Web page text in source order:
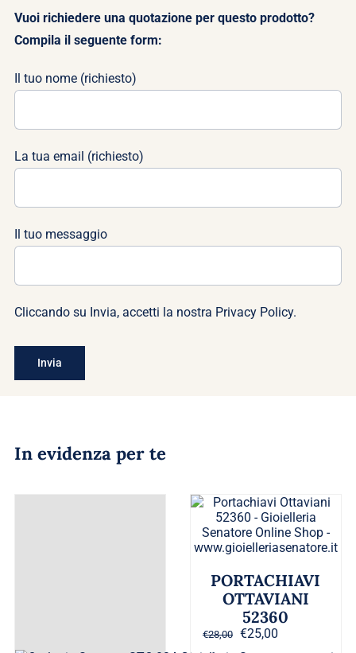
Vuoi richiedere una quotazione per questo prodotto?
Compila il seguente form:
Il tuo nome (richiesto)
La tua email (richiesto)
Il tuo messaggio
Cliccando su Invia, accetti la nostra Privacy Policy.
In evidenza per te
PORTACHIAVI
OTTAVIANI
52360
€28,00
Il
€25,00Il